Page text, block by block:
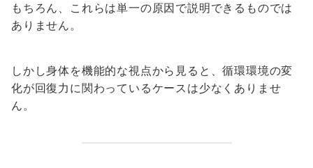
もちろん、これらは単一の原因で説明できるものでは
ありません。
しかし身体を機能的な視点から見ると、循環環境の変
化が回復力に関わっているケースは少なくありませ
ん。